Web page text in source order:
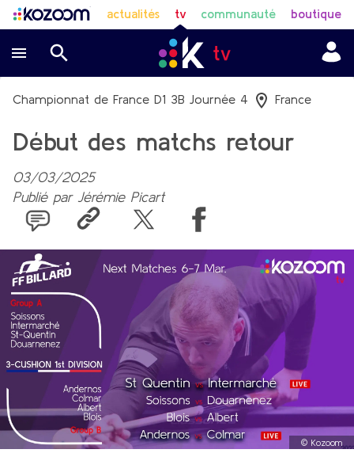
actualités tv communauté boutique
Championnat de France D1 3B Journée 4 France
Début des matchs retour
03/03/2025
Publié par Jérémie Picart
© Kozoom